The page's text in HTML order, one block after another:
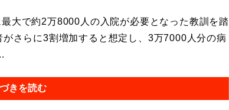
大で約2万8000人の入院が必要となった教訓を踏
さらに3割増加すると想定し、3万7000人分の病
きを読む